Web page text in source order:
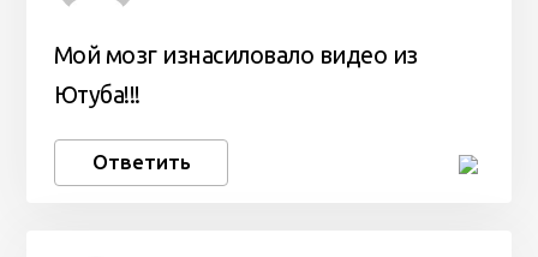
Мой мозг изнасиловало видео из
Ютуба!!!
Ответить